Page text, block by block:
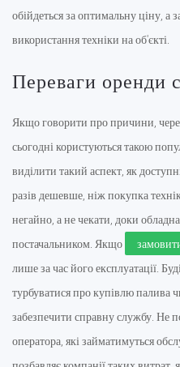
обійдеться за оптимальну ціну, а
використання техніки на об'єкті.
Переваги оренди
Якщо говорити про причини,
сьогодні користуються такою
виділити такий аспект, як
разів дешевше, ніж покупка
негайно, а не чекати, доки
постачальником. Якщо
лише за час його експлуатації.
турбуватися про купівлю
забезпечити справну службу. Не
оператора, які займатимуться